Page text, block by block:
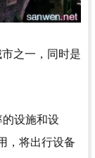
之一，同时是
的设施和设
，将出行设备